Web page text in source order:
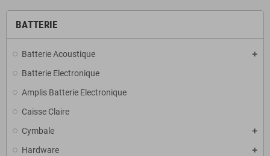
BATTERIE
Batterie Acoustique
Batterie Electronique
Amplis Batterie Electronique
Caisse Claire
Cymbale
Hardware